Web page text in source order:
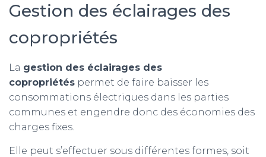
Gestion des éclairages des
copropriétés
La gestion des éclairages des
copropriétés permet de faire baisser les
consommations électriques dans les parties
communes et engendre donc des économies des
charges fixes.
Elle peut s’effectuer sous différentes formes, soit